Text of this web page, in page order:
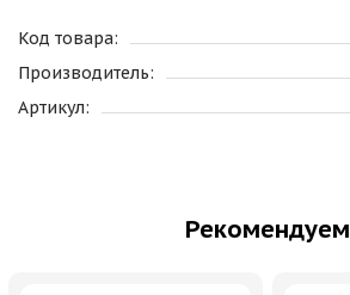
Код товара:
Производитель:
Артикул:
Рекомендуем